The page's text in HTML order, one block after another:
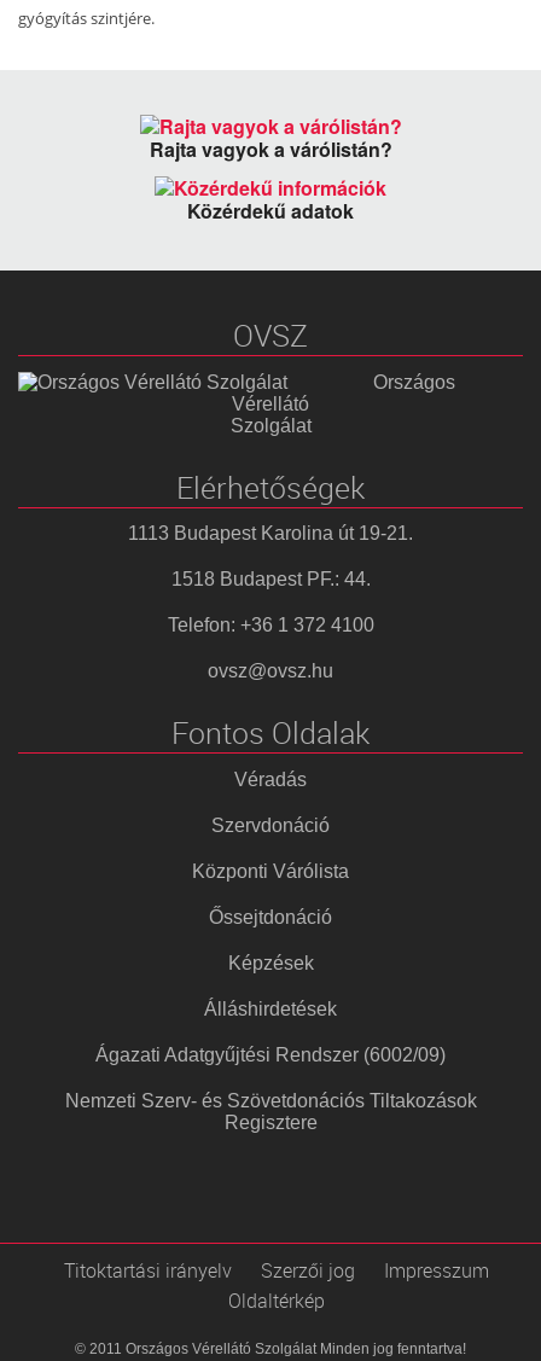
gyógyítás szintjére.
Rajta vagyok a várólistán?
Közérdekű adatok
OVSZ
Országos
Vérellátó
Szolgálat
Elérhetőségek
1113 Budapest Karolina út 19-21.
1518 Budapest PF.: 44.
Telefon: +36 1 372 4100
ovsz@ovsz.hu
Fontos Oldalak
Véradás
Szervdonáció
Központi Várólista
Őssejtdonáció
Képzések
Álláshirdetések
Ágazati Adatgyűjtési Rendszer (6002/09)
Nemzeti Szerv- és Szövetdonációs Tiltakozások
Regisztere
Titoktartási irányelv Szerzői jog
Impresszum
Oldaltérkép
© 2011 Országos Vérellátó Szolgálat Minden jog fenntartva!